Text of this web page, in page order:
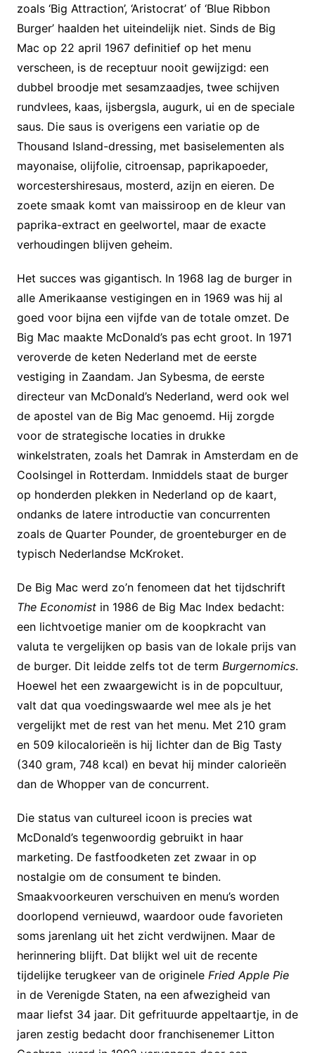
zoals ‘Big Attraction’, ‘Aristocrat’ of ‘Blue Ribbon
Burger’ haalden het uiteindelijk niet. Sinds de Big
Mac op 22 april 1967 definitief op het menu
verscheen, is de receptuur nooit gewijzigd: een
dubbel broodje met sesamzaadjes, twee schijven
rundvlees, kaas, ijsbergsla, augurk, ui en de speciale
saus. Die saus is overigens een variatie op de
Thousand Island-dressing, met basiselementen als
mayonaise, olijfolie, citroensap, paprikapoeder,
worcestershiresaus, mosterd, azijn en eieren. De
zoete smaak komt van maissiroop en de kleur van
paprika-extract en geelwortel, maar de exacte
verhoudingen blijven geheim.
Het succes was gigantisch. In 1968 lag de burger in
alle Amerikaanse vestigingen en in 1969 was hij al
goed voor bijna een vijfde van de totale omzet. De
Big Mac maakte McDonald’s pas echt groot. In 1971
veroverde de keten Nederland met de eerste
vestiging in Zaandam. Jan Sybesma, de eerste
directeur van McDonald’s Nederland, werd ook wel
de apostel van de Big Mac genoemd. Hij zorgde
voor de strategische locaties in drukke
winkelstraten, zoals het Damrak in Amsterdam en de
Coolsingel in Rotterdam. Inmiddels staat de burger
op honderden plekken in Nederland op de kaart,
ondanks de latere introductie van concurrenten
zoals de Quarter Pounder, de groenteburger en de
typisch Nederlandse McKroket.
De Big Mac werd zo’n fenomeen dat het tijdschrift
The Economistin 1986 de Big Mac Index bedacht:
een lichtvoetige manier om de koopkracht van
valuta te vergelijken op basis van de lokale prijs van
de burger. Dit leidde zelfs tot de term Burgernomics.
Hoewel het een zwaargewicht is in de popcultuur,
valt dat qua voedingswaarde wel mee als je het
vergelijkt met de rest van het menu. Met 210 gram
en 509 kilocalorieën is hij lichter dan de Big Tasty
(340 gram, 748 kcal) en bevat hij minder calorieën
dan de Whopper van de concurrent.
Die status van cultureel icoon is precies wat
McDonald’s tegenwoordig gebruikt in haar
marketing. De fastfoodketen zet zwaar in op
nostalgie om de consument te binden.
Smaakvoorkeuren verschuiven en menu’s worden
doorlopend vernieuwd, waardoor oude favorieten
soms jarenlang uit het zicht verdwijnen. Maar de
herinnering blijft. Dat blijkt wel uit de recente
tijdelijke terugkeer van de originele Fried Apple Pie
in de Verenigde Staten, na een afwezigheid van
maar liefst 34 jaar. Dit gefrituurde appeltaartje, in de
jaren zestig bedacht door franchisenemer Litton